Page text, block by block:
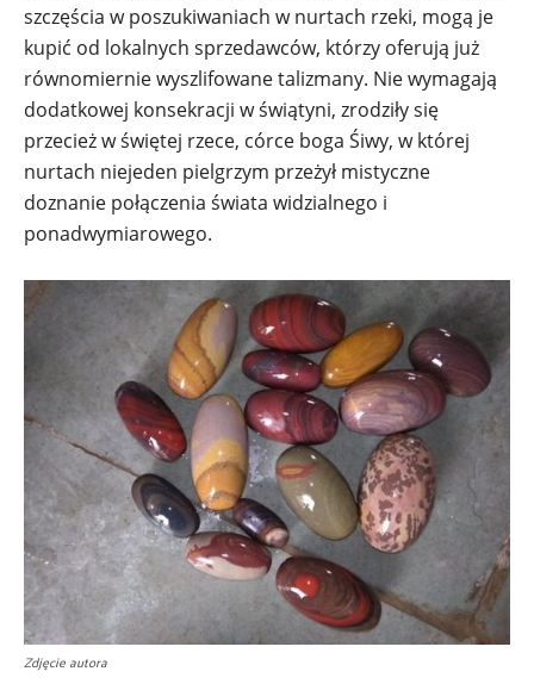
szczęścia w poszukiwaniach w nurtach rzeki, mogą je
kupić od lokalnych sprzedawców, którzy oferują już
równomiernie wyszlifowane talizmany. Nie wymagają
dodatkowej konsekracji w świątyni, zrodziły się
przecież w świętej rzece, córce boga Śiwy, w której
nurtach niejeden pielgrzym przeżył mistyczne
doznanie połączenia świata widzialnego i
ponadwymiarowego.
Zdjęcie autora